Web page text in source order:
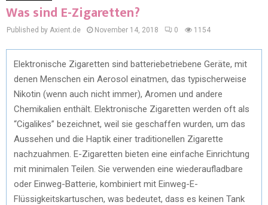
Was sind E-Zigaretten?
Published by Axient.de November 14, 2018 0 1154
Elektronische Zigaretten sind batteriebetriebene Geräte, mit
denen Menschen ein Aerosol einatmen, das typischerweise
Nikotin (wenn auch nicht immer), Aromen und andere
Chemikalien enthält. Elektronische Zigaretten werden oft als
“Cigalikes” bezeichnet, weil sie geschaffen wurden, um das
Aussehen und die Haptik einer traditionellen Zigarette
nachzuahmen. E-Zigaretten bieten eine einfache Einrichtung
mit minimalen Teilen. Sie verwenden eine wiederaufladbare
oder Einweg-Batterie, kombiniert mit Einweg-E-
Flüssigkeitskartuschen, was bedeutet, dass es keinen Tank